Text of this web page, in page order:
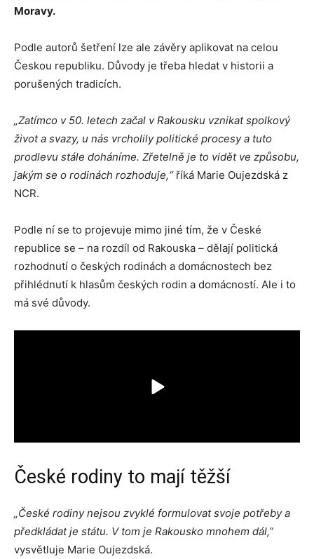
Moravy.
Podle autorů šetření lze ale závěry aplikovat na celou
Českou republiku. Důvody je třeba hledat v historii a
porušených tradicích.
„Zatímco v 50. letech začal v Rakousku vznikat spolkový
život a svazy, u nás vrcholily politické procesy a tuto
prodlevu stále doháníme. Zřetelně je to vidět ve způsobu,
jakým se o rodinách rozhoduje,“ říká Marie Oujezdská z
NCR.
Podle ní se to projevuje mimo jiné tím, že v České
republice se – na rozdíl od Rakouska – dělají politická
rozhodnutí o českých rodinách a domácnostech bez
přihlédnutí k hlasům českých rodin a domácností. Ale i to
má své důvody.
České rodiny to mají těžší
„České rodiny nejsou zvyklé formulovat svoje potřeby a
předkládatje státu. V tom je Rakousko mnohem dál,”
vysvětluje Marie Oujezdská.